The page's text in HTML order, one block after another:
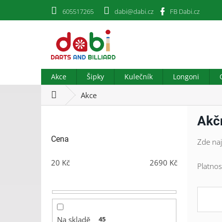
605517265 dabi@dabi.cz FB Dabi.cz
Akce Šipky Kulečník Longoni
DomůAkce
Cena
20 Kč 2690 Kč
Na skladě 45
Zde